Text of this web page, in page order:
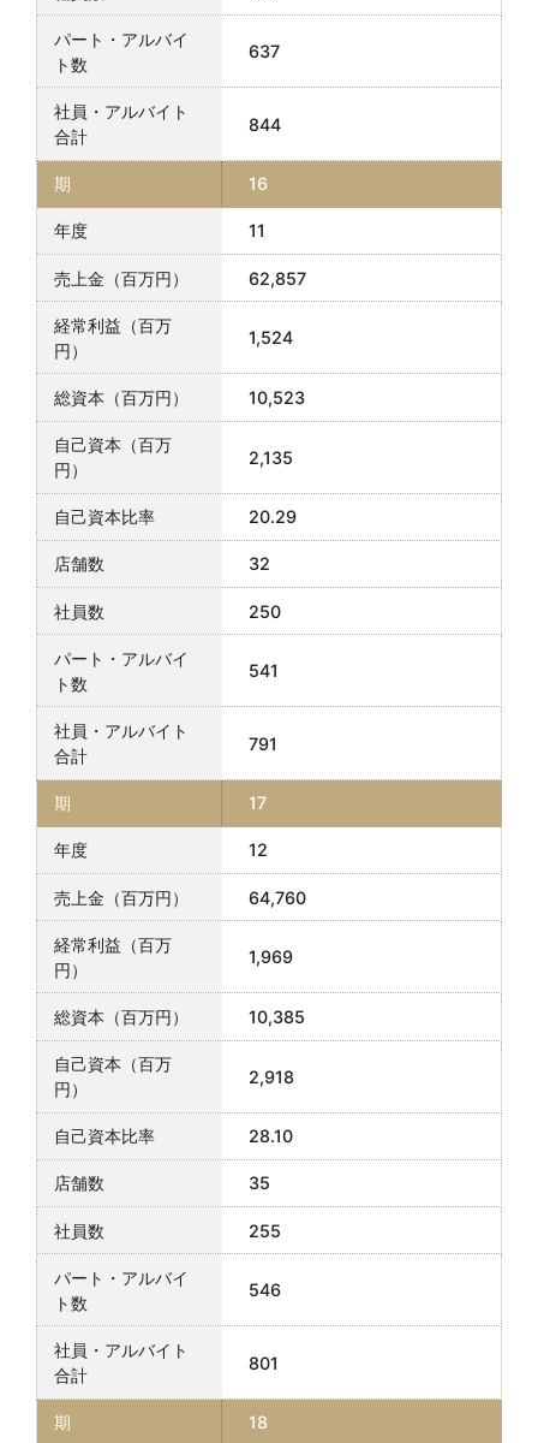
637
844
16
11
62,857
1,524
10,523
2,135
20.29
32
250
541
791
17
12
64,760
1,969
10,385
2,918
28.10
35
255
546
801
18